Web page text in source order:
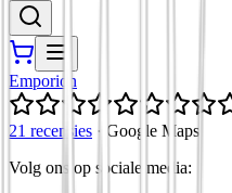
Emporion
21 recensies · Google Maps
Volg ons op sociale media: